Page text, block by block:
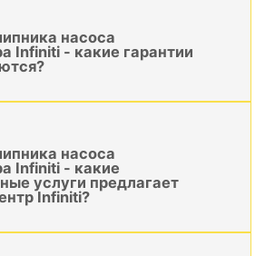
насоса
Infiniti - какие гарантии
насоса
Infiniti - какие
услуги предлагает
Infiniti?